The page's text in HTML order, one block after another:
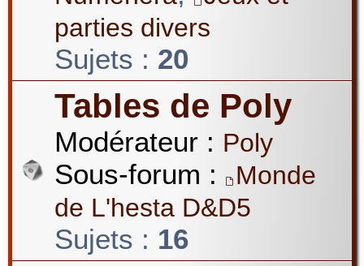
parties divers
Sujets : 20
Tables de Poly
Modérateur : Poly
Sous-forum :
Monde
de L'hesta D&D5
Sujets : 16